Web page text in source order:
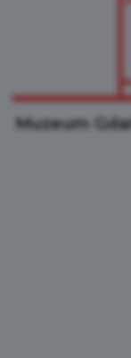
Muzeum